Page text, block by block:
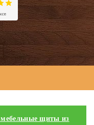
мебельные щиты из